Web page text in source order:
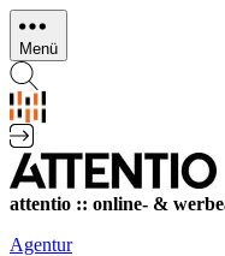
Direkt
zum
Inhalt
Menü
attentio :: online- &
Agentur